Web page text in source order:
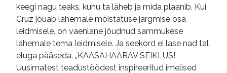
keegi nagu teaks, kuhu ta läheb ja mida plaanib. Kui
Cruz jõuab lähemale mõistatuse järgmise osa
leidmisele, on vaenlane jõudnud sammukese
lähemale tema leidmisele. Ja seekord ei lase nad tal
eluga pääseda. „KAASAHAARAV SEIKLUS!
Uusimatest teadustöödest inspireeritud imelised